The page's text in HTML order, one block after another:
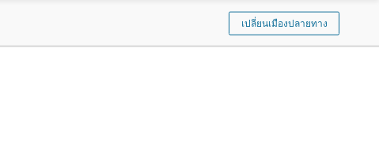
เปลี่ยนเมืองปลายทาง